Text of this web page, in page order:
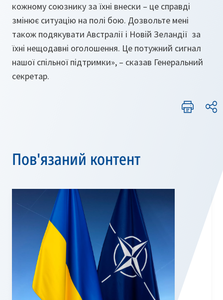
кожному союзнику за їхні внески – це справді
змінює ситуацію на полі бою. Дозвольте мені
також подякувати Австралії і Новій Зеландії за
їхні нещодавні оголошення. Це потужний сигнал
нашої спільної підтримки», – сказав Генеральний
секретар.
Пов'язаний контент